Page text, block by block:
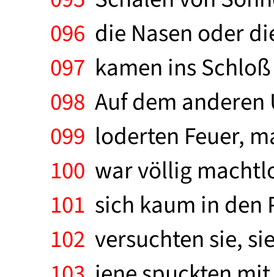
096 die Nasen oder
097 kamen ins
098 Auf dem anderen
099 loderten Feuer,
100 war völlig
101 sich kaum in den
102 versuchten sie,